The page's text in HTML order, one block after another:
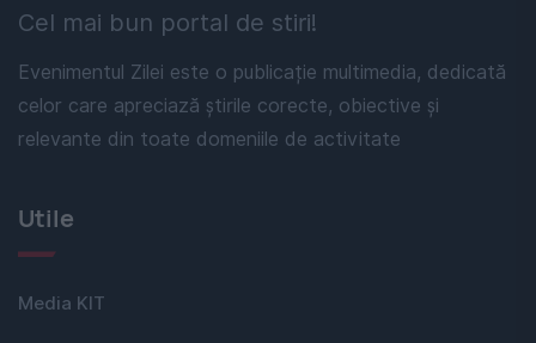
Cel mai bun portal de stiri!
Evenimentul Zilei este o publicație multimedia, dedicată
celor care apreciază știrile corecte, obiective și
relevante din toate domeniile de activitate
Utile
Media KIT